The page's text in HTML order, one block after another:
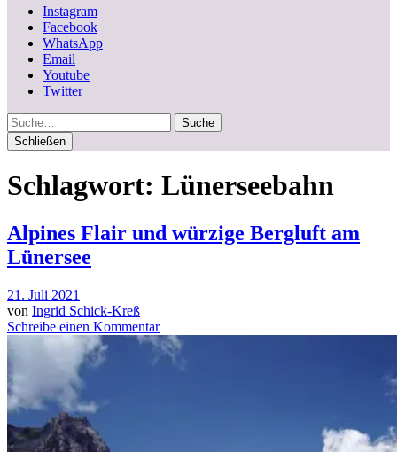
Instagram
Facebook
WhatsApp
Email
Youtube
Twitter
Suche
Schließen
Schlagwort: Lünerseebahn
Alpines Flair und würzige Bergluft am
Lünersee
21. Juli 2021
von Ingrid Schick-Kreß
Schreibe einen Kommentar